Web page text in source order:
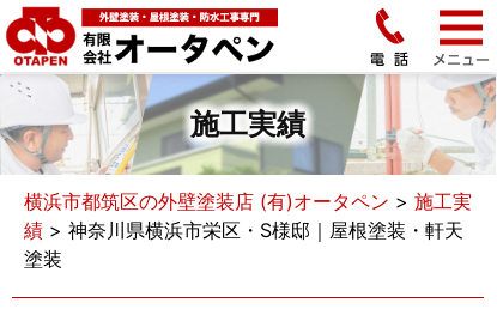
施工実績
横浜市都筑区の外壁塗装店 (有)オータペン > 施工実
績 > 神奈川県横浜市栄区・S様邸｜屋根塗装・軒天
塗装